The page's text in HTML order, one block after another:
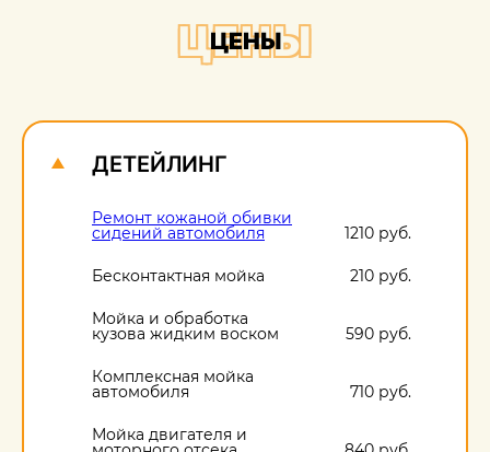
ЦЕНЫ
ЦЕНЫ
ДЕТЕЙЛИНГ
Ремонт кожаной обивки
сидений автомобиля 1210 руб.
Бесконтактная мойка 210 руб.
Мойка и обработка
кузова жидким воском 590 руб.
Комплексная мойка
автомобиля 710 руб.
Мойка двигателя и